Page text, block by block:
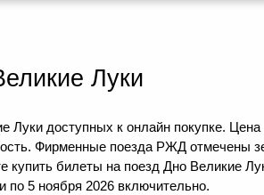
Луки
Луки доступных к онлайн покупке. Цена
Фирменные поезда РЖД отмечены
билеты на поезд Дно Великие
по 5 ноября 2026 включительно.